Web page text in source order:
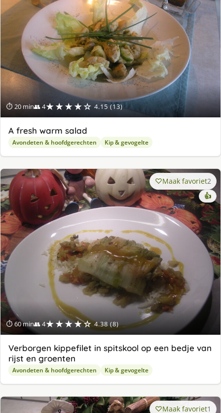
⏱ 20 min👥 4★★★★☆ 4.15 (13)
A fresh warm salad
Avondeten & hoofdgerechten Kip & gevogelte
⏱ 60 min👥 4★★★★☆ 4.38 (8)
Maak favoriet2
👍
Verborgen kippefilet in spitskool op een bedje van
rijst en groenten
Avondeten & hoofdgerechten Kip & gevogelte
Maak favoriet1